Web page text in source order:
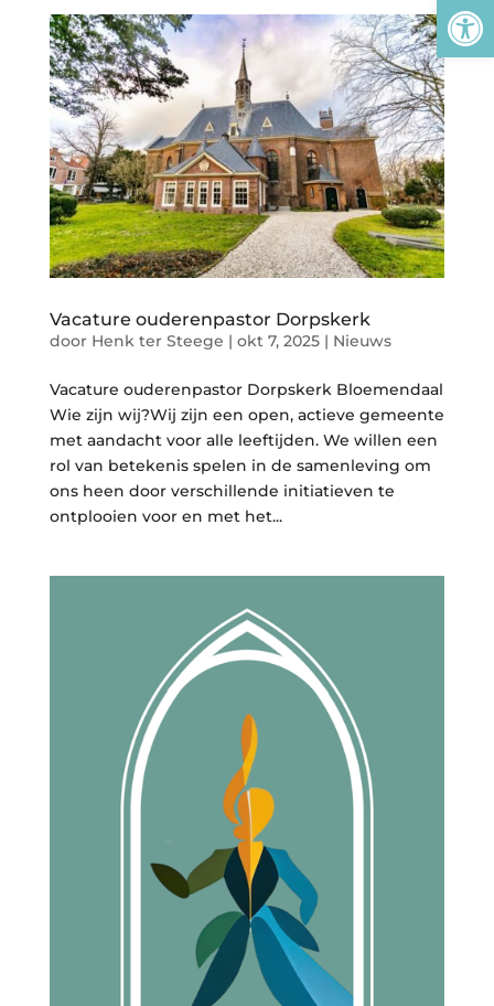
Vacature ouderenpastor Dorpskerk
door Henk ter Steege | okt 7, 2025| Nieuws
Vacature ouderenpastor Dorpskerk Bloemendaal
Wie zijn wij?Wij zijn een open, actieve gemeente
met aandacht voor alle leeftijden. We willen een
rol van betekenis spelen in de samenleving om
ons heen door verschillende initiatieven te
ontplooien voor en met het...